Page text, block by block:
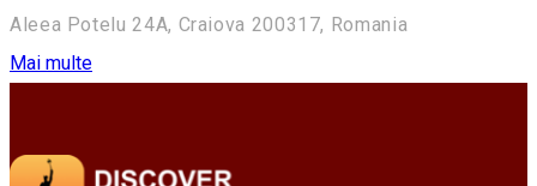
Aleea Potelu 24A, Craiova 200317, Romania
Mai multe